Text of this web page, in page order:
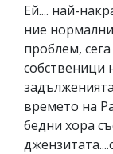
Ей.... най-
ние
проблем,
собственици
времето на
бедни хора